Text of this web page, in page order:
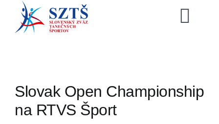
content
Slovak Open Championship
na RTVS Šport